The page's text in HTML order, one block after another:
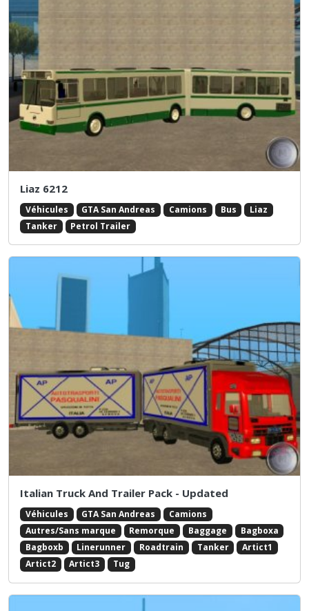
Liaz 6212
Véhicules GTA San Andreas Camions Bus
Liaz
Tanker
Petrol Trailer
Italian Truck And Trailer Pack - Updated
Véhicules GTA San Andreas
Camions
Autres/Sans marque
Remorque Baggage
Bagboxa
Bagboxb
Linerunner Roadtrain Tanker
Artict1
Artict2
Artict3 Tug